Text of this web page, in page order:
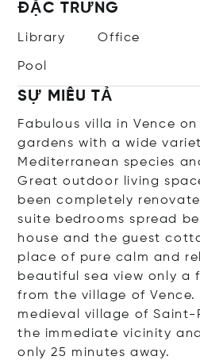
ĐẶC TRƯNG
Library Office
Pool
SỰ MIÊU TẢ
Fabulous villa in Vence
gardens with a wide
Mediterranean species
Great outdoor living
been completely
suite bedrooms spread
house and the guest
place of pure calm and
beautiful sea view only a
from the village of Vence.
medieval village of Saint-
the immediate vicinity
only 25 minutes away.